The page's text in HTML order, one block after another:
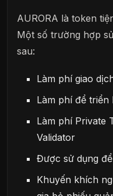
AURORA là token
Một số trường hợp
sau:
Làm phí giao
Làm phí để triển
Làm phí Private
Validator
Được sử dụng để
Khuyến khích